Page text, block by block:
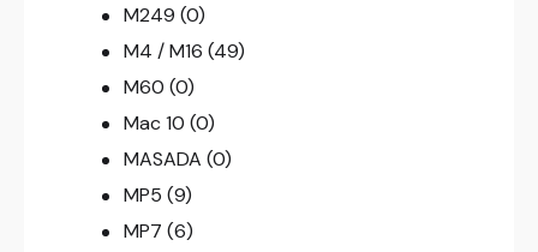
M249 (0)
M4 / M16 (49)
M60 (0)
Mac 10 (0)
MASADA (0)
MP5 (9)
MP7 (6)